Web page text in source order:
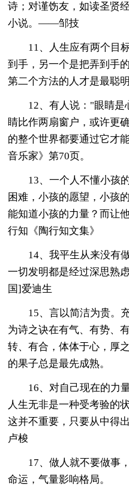
诗；对谨饬友，如读圣贤
小说。——邹技
11、人生应有两个目
到手，另一个是把弄到手
第二个方法的人才是最
12、有人说："眼睛
睛比作两扇窗户，或许更
的整个世界都要通过它才
音乐家》第70页。
13、一个人不懂小孩
困难，小孩的愿望，小孩
能知道小孩的力量？而让
行知《陶行知文集》
14、我平生从来没有
一切发明都是经过深思
国]爱迪生
15、言以简洁为贵。
为诗之诀在有气、有势、
转、有合，体体于心，厚
的果子总是最先成熟。
16、对自己现在的力
人生无非是一种受考验的
这并不重要，只要从中
卢梭
17、做人就不要做事
命运，气量影响格局。